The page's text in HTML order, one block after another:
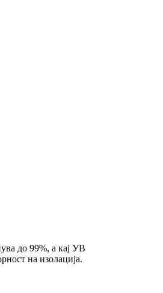
до 99%, а кај УВ
на изолација.